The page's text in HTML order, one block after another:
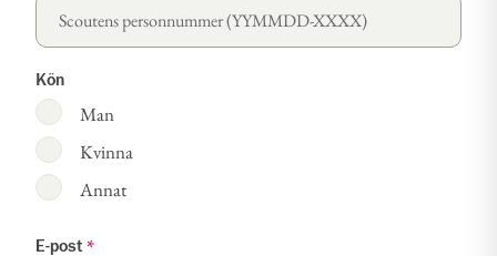
Kön
Man
Kvinna
Annat
E-post *